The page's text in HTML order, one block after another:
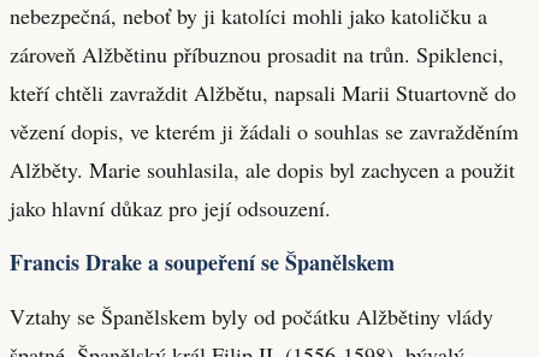
nebezpečná, neboť by ji katolíci mohli jako katoličku a
zároveň Alžbětinu příbuznou prosadit na trůn. Spiklenci,
kteří chtěli zavraždit Alžbětu, napsali Marii Stuartovně do
vězení dopis, ve kterém ji žádali o souhlas se zavražděním
Alžběty. Marie souhlasila, ale dopis byl zachycen a použit
jako hlavní důkaz pro její odsouzení.
Francis Drake a soupeření se Španělskem
Vztahy se Španělskem byly od počátku Alžbětiny vlády